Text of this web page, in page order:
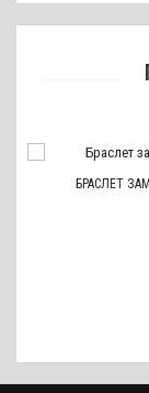
БРАСЛЕТ